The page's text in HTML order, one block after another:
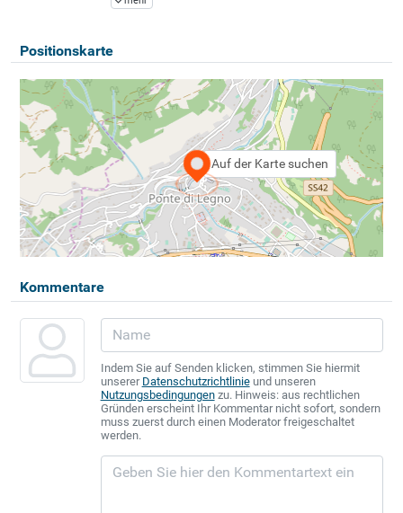
Positionskarte
Auf der Karte suchen
Kommentare
Indem Sie auf Senden klicken, stimmen Sie hiermit
unserer Datenschutzrichtlinieund unseren
Nutzungsbedingungenzu. Hinweis: aus rechtlichen
Gründen erscheint Ihr Kommentar nicht sofort, sondern
muss zuerst durch einen Moderator freigeschaltet
werden.